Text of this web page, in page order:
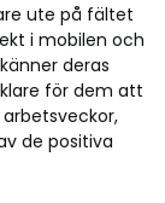
ute på fältet
i mobilen och
deras
för dem att
de positiva